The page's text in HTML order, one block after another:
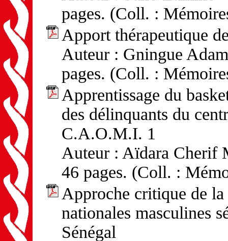
pages. (Coll. :
Apport thérapeutique
Auteur : Gningue
pages. (Coll. :
Apprentissage du
des délinquants du
C.A.O.M.I. 1
Auteur : Aïdara Cherif
46 pages. (Coll. :
Approche critique de
nationales masculines
Sénégal